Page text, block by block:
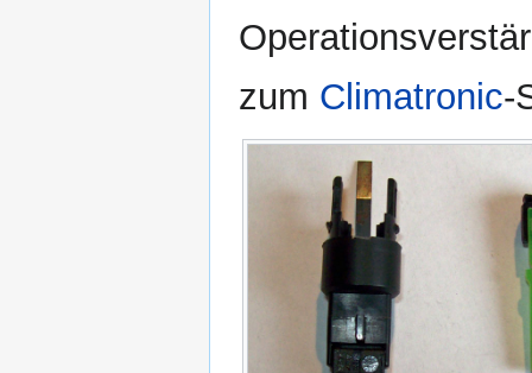
zum Climatronic-